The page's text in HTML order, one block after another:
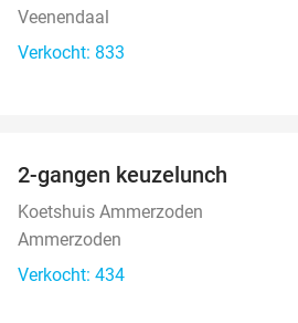
Veenendaal
Verkocht: 833
2-gangen keuzelunch
Koetshuis Ammerzoden
Ammerzoden
Verkocht: 434